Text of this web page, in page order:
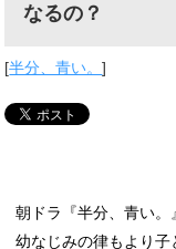
なるの？
[半分、青い。]
朝ドラ『半分、青い
幼なじみの律もより子